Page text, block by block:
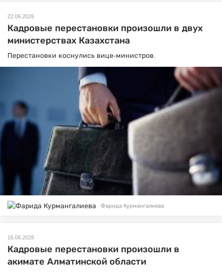
22.06.2026
Кадровые перестановки произошли в двух
министерствах Казахстана
Перестановки коснулись вице-министров.
Фарида Курмангалиева
16.06.2026
Кадровые перестановки произошли в
акимате Алматинской области